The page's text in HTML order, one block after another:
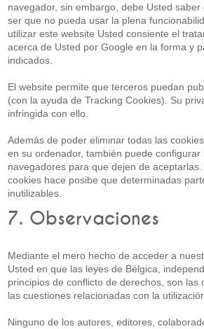
navegador, sin embargo, debe Usted
ser que no pueda usar la plena
utilizar este website Usted consiente el
acerca de Usted por Google en la forma y
indicados.
El website permite que terceros puedan
(con la ayuda de Tracking Cookies). Su
infringida con ello.
Además de poder eliminar todas las
en su ordenador, también puede
navegadores para que dejen de
cookies hace posibe que determinadas
inutilizables.
7. Observaciones
Mediante el mero hecho de acceder a
Usted en que las leyes de Bélgica,
principios de conflicto de derechos, son las
las cuestiones relacionadas con la
Ninguno de los autores, editores,